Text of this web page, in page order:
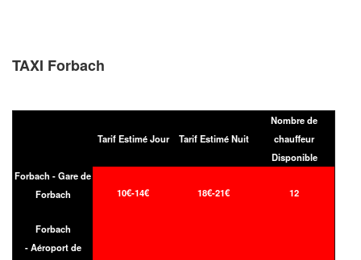
TAXI Forbach
Tarif Estimé Jour Tarif Estimé Nuit
Nombre de
chauffeur
Disponible
Forbach - Gare de
Forbach
10€-14€ 18€-21€ 12
Forbach
- Aéroport de